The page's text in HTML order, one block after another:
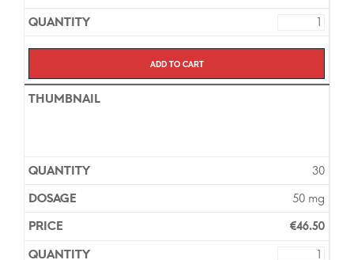
Add to cart
30
50 mg
€46.50